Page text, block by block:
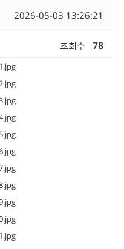
2026-05-03 13:26:21
조회수 78